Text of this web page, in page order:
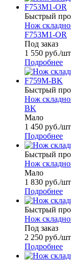
Быстрый
Нож
F753M1-OR
Под заказ
1 550 руб./шт
Подробнее
Быстрый
Нож
BK
Мало
1 450 руб./шт
Подробнее
Быстрый
Нож
Мало
1 830 руб./шт
Подробнее
Быстрый
Нож
Под заказ
2 250 руб./шт
Подробнее